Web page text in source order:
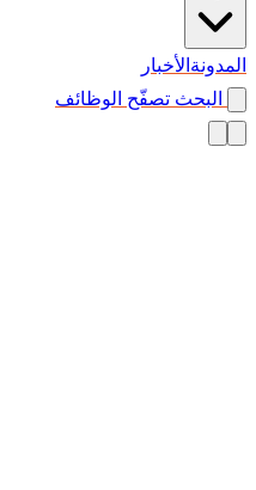
المدونة الأخبار
البحث تصفّح الوظائف